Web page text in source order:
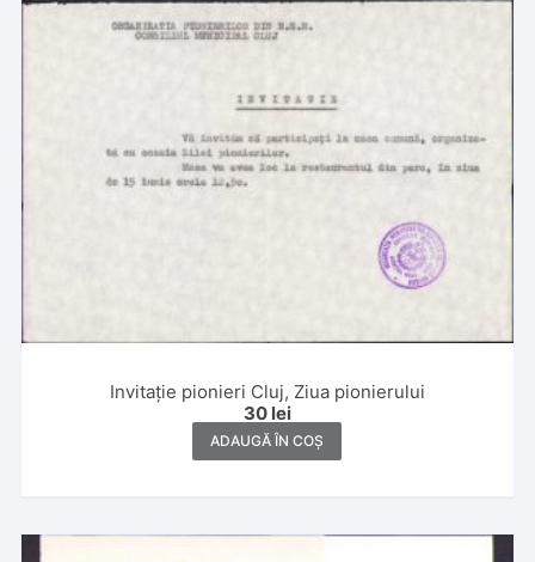
Invitație pionieri Cluj, Ziua pionierului
30 lei
ADAUGĂ ÎN COȘ